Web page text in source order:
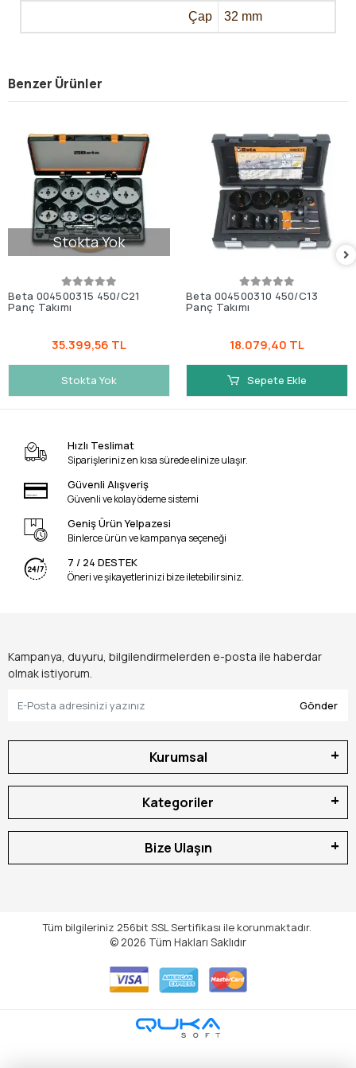
Çap 32 mm
Benzer Ürünler
Stokta Yok
Beta 004500315 450/C21
Panç Takımı
35.399,56 TL
Stokta Yok
Beta 004500310 450/C13
Panç Takımı
18.079,40 TL
Sepete Ekle
Hızlı Teslimat
Siparişleriniz en kısa sürede elinize ulaşır.
Güvenli Alışveriş
Güvenli ve kolay ödeme sistemi
Geniş Ürün Yelpazesi
Binlerce ürün ve kampanya seçeneği
7 / 24 DESTEK
Öneri ve şikayetlerinizi bize iletebilirsiniz.
Kampanya, duyuru, bilgilendirmelerden e-posta ile haberdar
olmak istiyorum.
Gönder
Kurumsal
Kategoriler
Bize Ulaşın
Tüm bilgileriniz 256bit SSL Sertifikası ile korunmaktadır.
© 2026 Tüm Hakları Saklıdır